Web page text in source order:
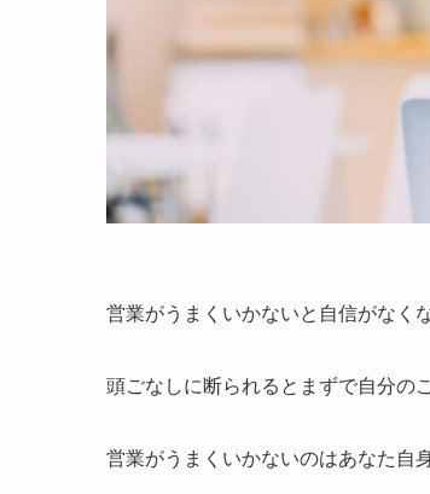
営業がうまくいかないと自信がなく
頭ごなしに断られるとまずで自分の
営業がうまくいかないのはあなた自